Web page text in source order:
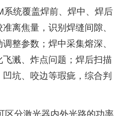
系统覆盖焊前、焊中、焊后
离焦量，识别焊缝间隙、
整参数；焊中采集熔深、
溅、炸点问题；焊后扫描
坑、咬边等瑕疵，综合判
区分激光器内外光路的功率